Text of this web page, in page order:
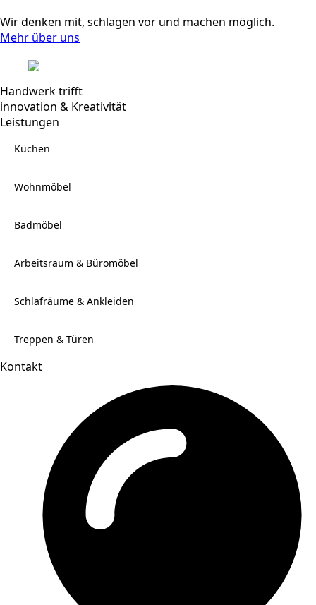
Wir denken mit, schlagen vor und machen möglich.
Mehr über uns
Handwerk trifft
innovation & Kreativität
Leistungen
Küchen
Wohnmöbel
Badmöbel
Arbeitsraum & Büromöbel
Schlafräume & Ankleiden
Treppen & Türen
Kontakt